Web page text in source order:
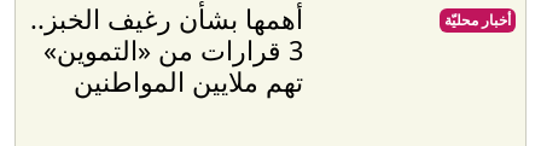
أهمها بشأن رغيف الخبز..
3 قرارات من «التموين»
تهم ملايين المواطنين
أخبار محليّة